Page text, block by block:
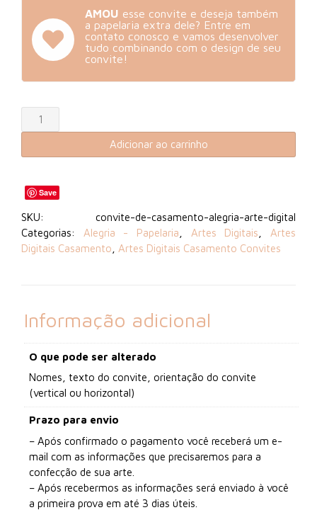
AMOU esse convite e deseja também
a papelaria extra dele? Entre em
contato conosco e vamos desenvolver
tudo combinando com o design de seu
convite!
Convite
de
Alegria
Digital)
Adicionar ao carrinho
Save
SKU: convite-de-casamento-alegria-arte-digital
Categorias: Alegria - Papelaria Artes Digitais
Artes
Digitais Casamento
Artes Digitais Casamento Convites
Informação adicional
O que pode ser alterado
Nomes, texto do convite, orientação do convite
(vertical ou horizontal)
Prazo para envio
– Após confirmado o pagamento você receberá um e-
mail com as informações que precisaremos para a
confecção de sua arte.
– Após recebermos as informações será enviado à você
a primeira prova em até 3 dias úteis.